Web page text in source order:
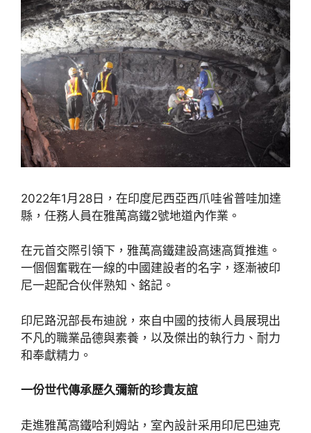
2022年1月28日，在印度尼西亞西爪哇省普哇加達
縣，任務人員在雅萬高鐵2號地道內作業。
在元首交際引領下，雅萬高鐵建設高速高質推進。
一個個奮戰在一線的中國建設者的名字，逐漸被印
尼一起配合伙伴熟知、銘記。
印尼路況部長布迪說，來自中國的技術人員展現出
不凡的職業品德與素養，以及傑出的執行力、耐力
和奉獻精力。
一份世代傳承歷久彌新的珍貴友誼
走進雅萬高鐵哈利姆站，室內設計采用印尼巴迪克